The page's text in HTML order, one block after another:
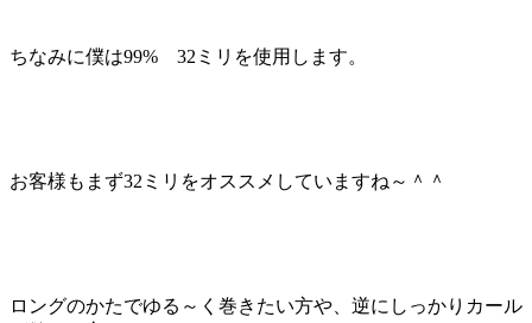
ちなみに僕は99% 32ミリを使用します。
お客様もまず32ミリをオススメしていますね～＾＾
ロングのかたでゆる～く巻きたい方や、逆にしっかりカール